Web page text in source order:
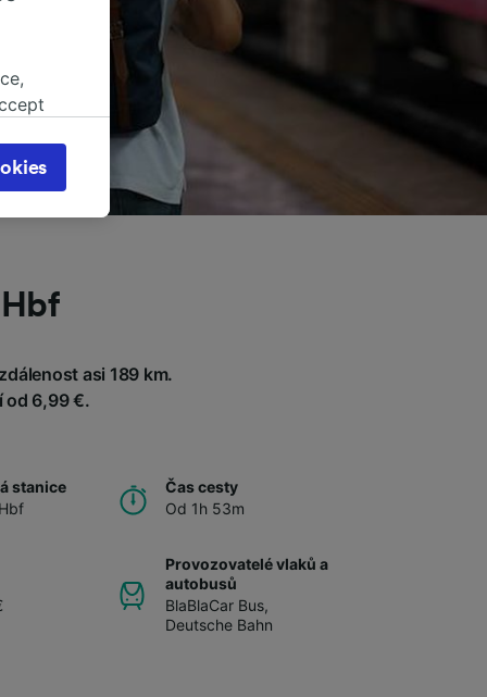
asi 189 km.
od 6,99 €.
stanice
Čas cesty
Od 1h 53m
Provozovatelé vlaků a
autobusů
BlaBlaCar Bus,
Deutsche Bahn
page.